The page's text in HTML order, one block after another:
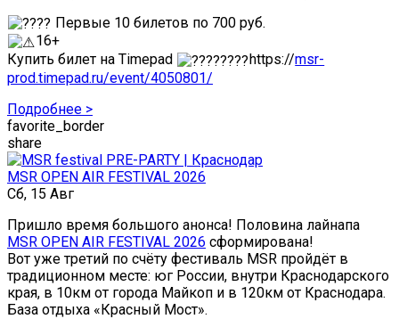
Первые 10 билетов по 700 руб.
16+
Купить билет на Timepad
https://msr-
prod.timepad.ru/event/4050801/
Подробнее >
favorite_border
share
MSR OPEN AIR FESTIVAL 2026
Сб, 15 Авг
Пришло время большого анонса! Половина лайнапа
MSR OPEN AIR FESTIVAL 2026 сформирована!
Вот уже третий по счёту фестиваль MSR пройдёт в
традиционном месте: юг России, внутри Краснодарского
края, в 10км от города Майкоп и в 120км от Краснодара.
База отдыха «Красный Мост».